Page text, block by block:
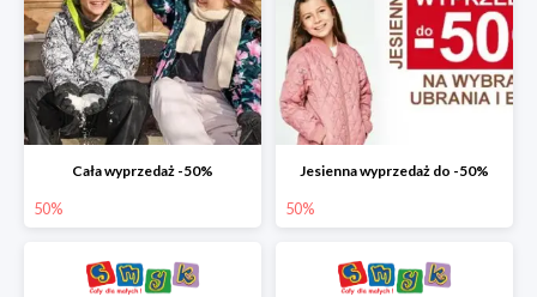
Cała wyprzedaż -50%
50%
Jesienna wyprzedaż do -50%
50%